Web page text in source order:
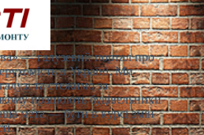
— галузевий портал про
в Україні. Ми
та стежимо за
працюють будівельники
мета — бути в курсі змін